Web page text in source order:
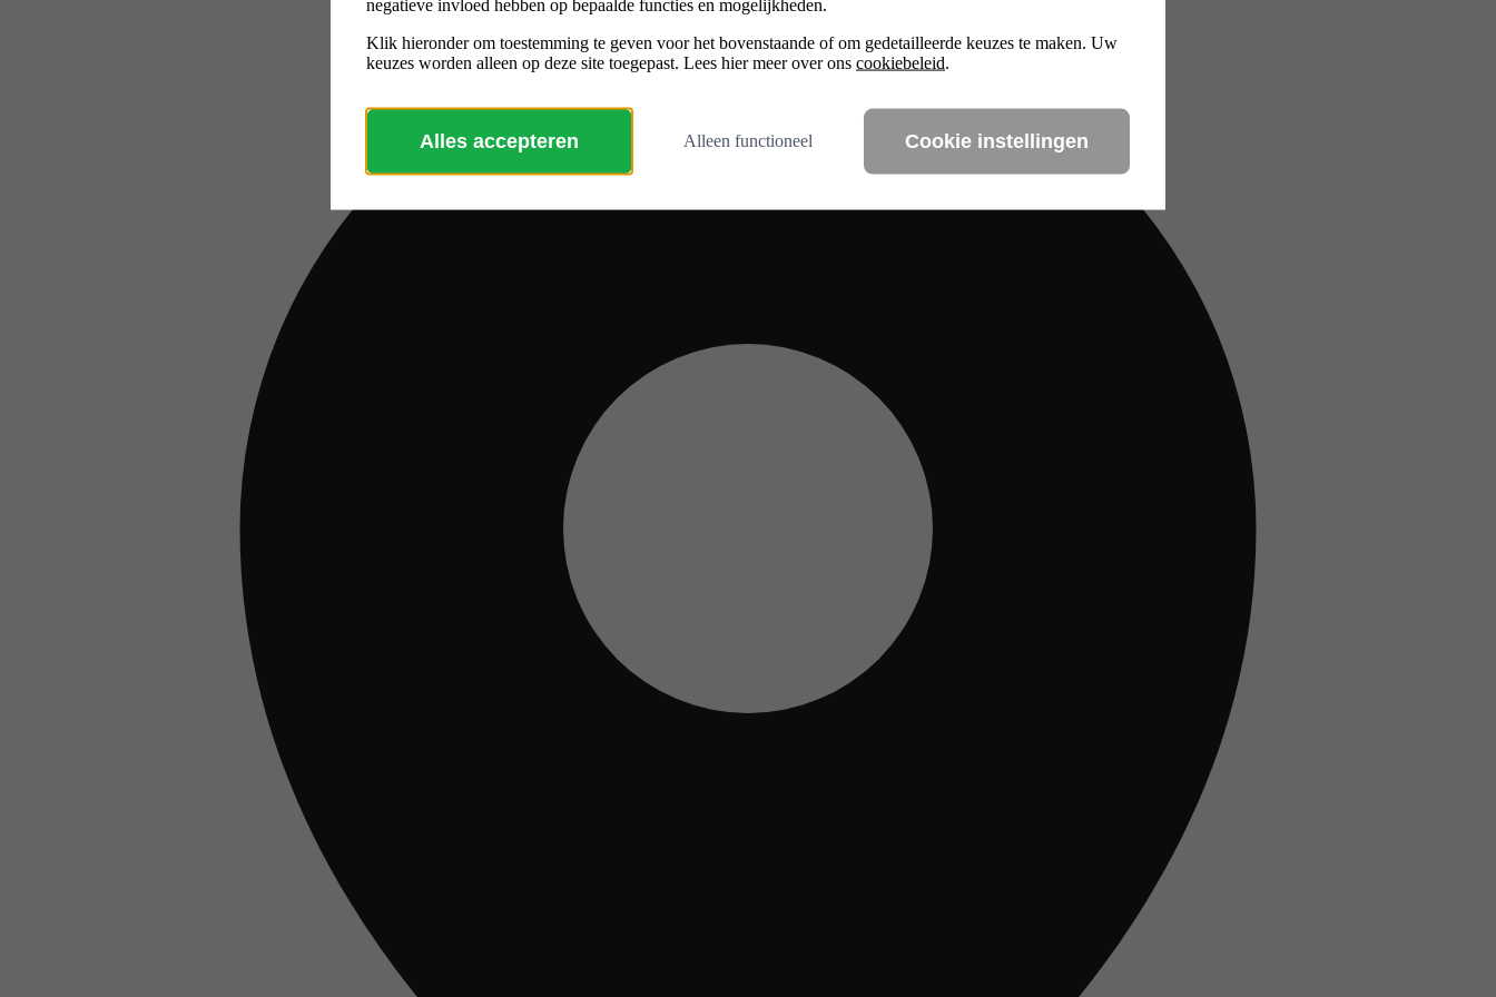
negatieve invloed hebben op bepaalde functies en mogelijkheden.
Klik hieronder om toestemming te geven voor het bovenstaande of om gedetailleerde keuzes te maken. Uw
keuzes worden alleen op deze site toegepast. Lees hier meer over ons cookiebeleid.
Alles accepteren Alleen functioneel Cookie instellingen